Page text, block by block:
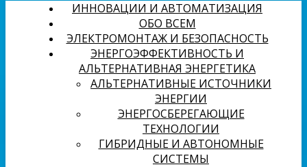
ИННОВАЦИИ И АВТОМАТИЗАЦИЯ
ОБО ВСЕМ
ЭЛЕКТРОМОНТАЖ И БЕЗОПАСНОСТЬ
ЭНЕРГОЭФФЕКТИВНОСТЬ И
АЛЬТЕРНАТИВНАЯ ЭНЕРГЕТИКА
АЛЬТЕРНАТИВНЫЕ ИСТОЧНИКИ
ЭНЕРГИИ
ЭНЕРГОСБЕРЕГАЮЩИЕ
ТЕХНОЛОГИИ
ГИБРИДНЫЕ И АВТОНОМНЫЕ
СИСТЕМЫ